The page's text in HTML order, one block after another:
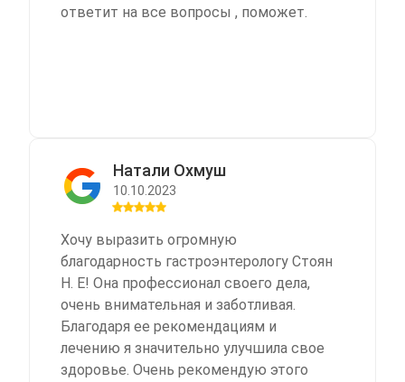
ответит на все вопросы , поможет.
Натали Охмуш
10.10.2023
Хочу выразить огромную
благодарность гастроэнтерологу Стоян
Н. Е! Она профессионал своего дела,
очень внимательная и заботливая.
Благодаря ее рекомендациям и
лечению я значительно улучшила свое
здоровье. Очень рекомендую этого